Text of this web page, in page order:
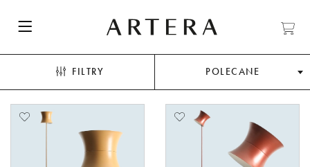
FILTRY POLECANE